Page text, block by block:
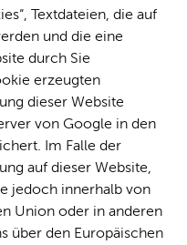
Textdateien, die auf
und die eine
durch Sie
erzeugten
dieser Website
von Google in den
Im Falle der
auf dieser Website,
jedoch innerhalb von
Union oder in anderen
über den Europäischen